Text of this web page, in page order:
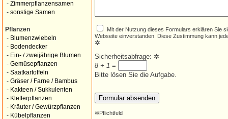
- Zimmerpflanzensamen
- sonstige Samen
Pflanzen
- Blumenzwiebeln
- Bodendecker
- Ein- / zweijährige Blumen
- Gemüsepflanzen
- Saatkartoffeln
- Gräser / Farne / Bambus
- Kakteen / Sukkulenten
- Kletterpflanzen
- Kräuter / Gewürzpflanzen
- Kübelpflanzen
Mit der Nutzung dieses Formulars erklären Sie
Webseite einverstanden. Diese Zustimmung kann
✲
Sicherheitsabfrage: ✲
8 + 1 =
Bitte lösen Sie die Aufgabe.
✲Pflichtfeld